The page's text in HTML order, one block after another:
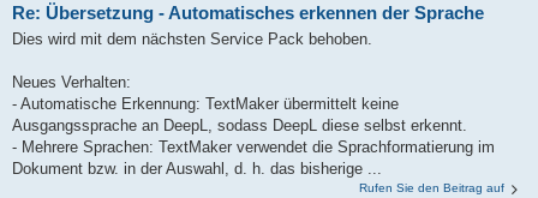
Re: Übersetzung - Automatisches erkennen der Sprache
Dies wird mit dem nächsten Service Pack behoben.
Neues Verhalten:
- Automatische Erkennung: TextMaker übermittelt keine
Ausgangssprache an DeepL, sodass DeepL diese selbst erkennt.
- Mehrere Sprachen: TextMaker verwendet die Sprachformatierung im
Dokument bzw. in der Auswahl, d. h. das bisherige ...
Rufen Sie den Beitrag auf